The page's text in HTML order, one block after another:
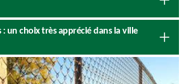
: un choix très apprécié dans la ville